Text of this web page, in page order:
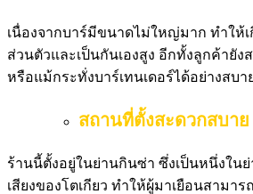
เนื่องจากบาร์มีขนาดไม่ใหญ่มาก ทำให้
ส่วนตัวและเป็นกันเองสูง อีกทั้งลูกค้ายัง
หรือแม้กระทั่งบาร์เทนเดอร์ได้อย่างสบา
สถานที่ตั้งสะดวกสบาย
ร้านนี้ตั้งอยู่ในย่านกินซ่า ซึ่งเป็นหนึ่งใน
เสียงของโตเกียว ทำให้ผู้มาเยือนสามาร